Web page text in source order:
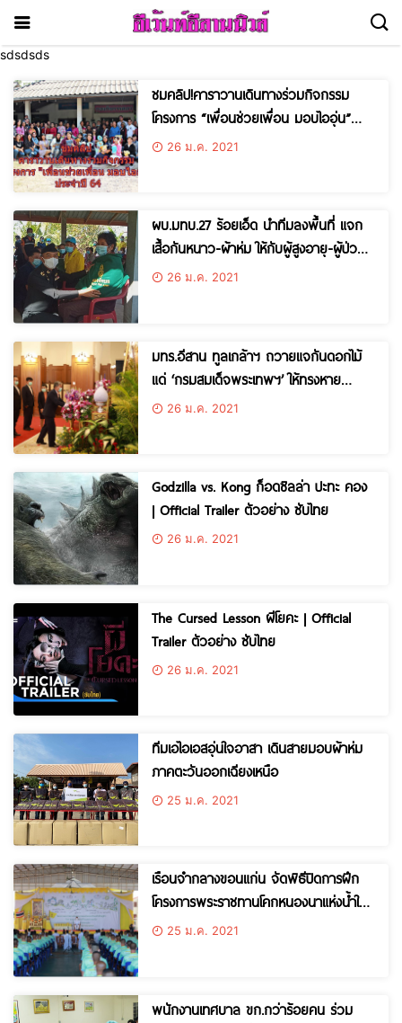
sdsdsds
ชมคลิป!คาราวานเดินทางร่วมกิจกรรม
โครงการ “เพื่อนช่วยเพื่อน มอบไออุ่น”
ประจำปี 64
26 ม.ค. 2021
ผบ.มทบ.27 ร้อยเอ็ด นำทีมลงพื้นที่ แจก
เสื้อกันหนาว-ผ้าห่ม ให้กับผู้สูงอายุ-ผู้ป่วย
ติดเตียง เพื่อรับมือภัยหนาวระลอกใหม่
26 ม.ค. 2021
มทร.อีสาน ทูลเกล้าฯ ถวายแจกันดอกไม้
แด่ ‘กรมสมเด็จพระเทพฯ’ ให้ทรงหาย
ประชวร
26 ม.ค. 2021
Godzilla vs. Kong ก็อดซิลล่า ปะทะ คอง
| Official Trailer ตัวอย่าง ซับไทย
26 ม.ค. 2021
The Cursed Lesson ผีโยคะ | Official
Trailer ตัวอย่าง ซับไทย
26 ม.ค. 2021
ทีมเอไอเอสอุ่นใจอาสา เดินสายมอบผ้าห่ม
ภาคตะวันออกเฉียงเหนือ
25 ม.ค. 2021
เรือนจำกลางขอนแก่น จัดพิธีปิดการฝึก
โครงการพระราชทานโคกหนองนาแห่งน้ำใจ
และความหวัง
25 ม.ค. 2021
พนักงานเทศบาล ขก.กว่าร้อยคน ร่วม